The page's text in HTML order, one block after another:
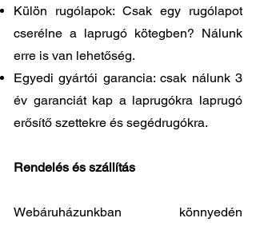
Külön rugólapok: Csak egy rugólapot
cserélne a laprugó kötegben? Nálunk
erre is van lehetőség.
Egyedi gyártói garancia: csak nálunk 3
év garanciát kap a laprugókra laprugó
erősítő szettekre és segédrugókra.
Rendelés és szállítás
Webáruházunkban könnyedén